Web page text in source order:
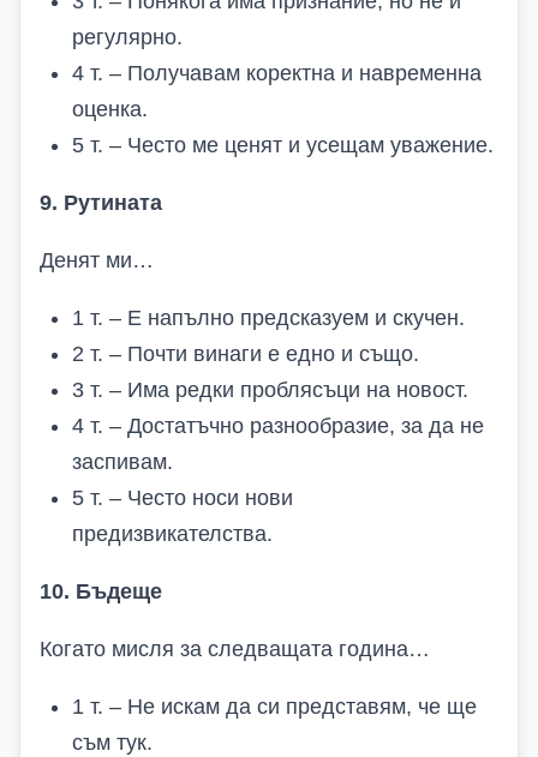
регулярно.
4 т. – Получавам коректна и навременна
оценка.
5 т. – Често ме ценят и усещам уважение.
9. Рутината
Денят ми…
1 т. – Е напълно предсказуем и скучен.
2 т. – Почти винаги е едно и също.
3 т. – Има редки проблясъци на новост.
4 т. – Достатъчно разнообразие, за да не
заспивам.
5 т. – Често носи нови
предизвикателства.
10. Бъдеще
Когато мисля за следващата година…
1 т. – Не искам да си представям, че ще
съм тук.